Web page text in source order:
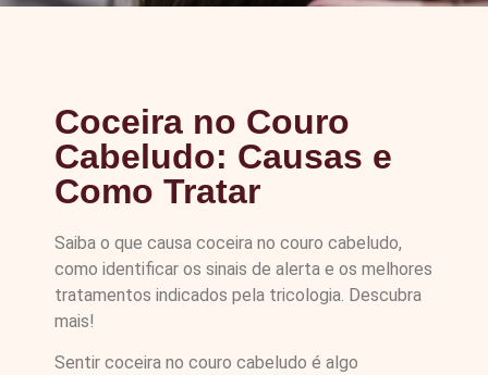
Coceira no Couro
Cabeludo: Causas e
Como Tratar
Saiba o que causa coceira no couro cabeludo,
como identificar os sinais de alerta e os melhores
tratamentos indicados pela tricologia. Descubra
mais!
Sentir coceira no couro cabeludo é algo